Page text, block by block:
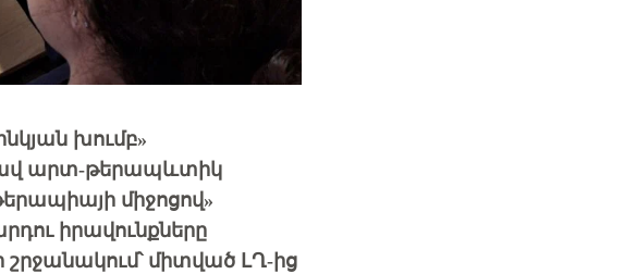
խումբ»
արտ-թերապևտիկ
միջոցով»
իրավունքները
միտված ԼՂ-ից